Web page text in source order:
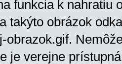
funkcia k nahratiu
takýto obrázok
obrazok.gif.
je verejne